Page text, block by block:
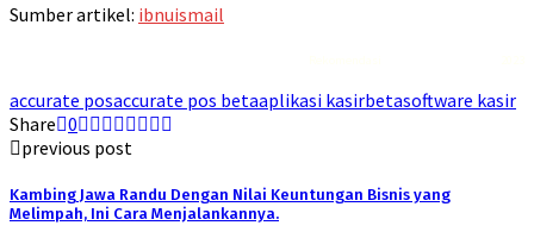
Sumber artikel: ibnuismail
accurate posaccurate pos betaaplikasi kasirbetasoftware kasir
Share 0
previous post
Kambing Jawa Randu Dengan Nilai Keuntungan Bisnis yang
Melimpah, Ini Cara Menjalankannya.